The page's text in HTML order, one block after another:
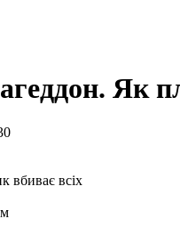
Як